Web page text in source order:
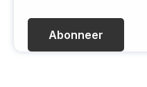
V
r
D
V